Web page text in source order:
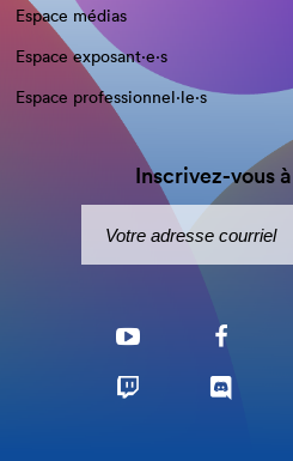
Espace médias
Espace exposant·e⋅s
Espace professionnel·le⋅s
Inscrivez-vous